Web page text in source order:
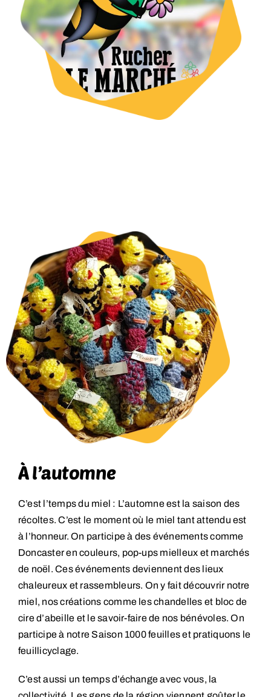
À l’automne
C’est l’temps du miel : L’automne est la saison des
récoltes. C’est le moment où le miel tant attendu est
à l’honneur. On participe à des événements comme
Doncaster en couleurs, pop-ups mielleux et marchés
de noël. Ces événements deviennent des lieux
chaleureux et rassembleurs. On y fait découvrir notre
miel, nos créations comme les chandelles et bloc de
cire d’abeille et le savoir-faire de nos bénévoles. On
participe à notre Saison 1000 feuilles et pratiquons le
feuillicyclage.
C’est aussi un temps d’échange avec vous, la